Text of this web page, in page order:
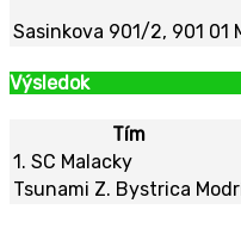
Sasinkova 901/2, 901 01
Výsledok
Tím
1. SC Malacky
Tsunami Z. Bystrica